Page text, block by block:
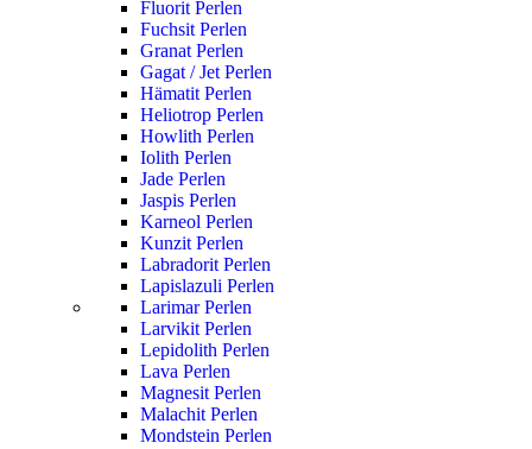
Fluorit Perlen
Fuchsit Perlen
Granat Perlen
Gagat / Jet Perlen
Hämatit Perlen
Heliotrop Perlen
Howlith Perlen
Iolith Perlen
Jade Perlen
Jaspis Perlen
Karneol Perlen
Kunzit Perlen
Labradorit Perlen
Lapislazuli Perlen
Larimar Perlen
Larvikit Perlen
Lepidolith Perlen
Lava Perlen
Magnesit Perlen
Malachit Perlen
Mondstein Perlen